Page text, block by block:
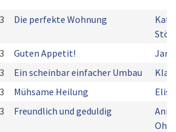
Die perfekte Wohnung
Guten Appetit! Jan
Ein scheinbar einfacher Umbau
Mühsame Heilung
Freundlich und geduldig